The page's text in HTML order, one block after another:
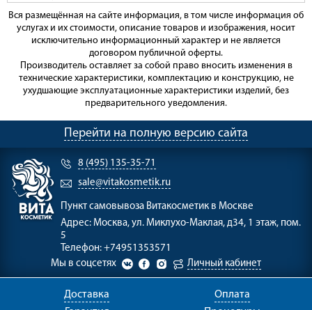
Вся размещённая на сайте информация, в том числе информация об
услугах и их стоимости, описание товаров и изображения, носит
исключительно информационный характер и не является
договором публичной оферты.
Производитель оставляет за собой право вносить изменения в
технические характеристики, комплектацию и конструкцию, не
ухудшающие эксплуатационные характеристики изделий, без
предварительного уведомления.
Перейти на полную версию сайта
8 (495) 135-35-71
sale@vitakosmetik.ru
Пункт самовывоза Витакосметик в Москве
Адрес: Москва, ул. Миклухо-Маклая, д34, 1 этаж, пом.
5
Телефон: +74951353571
Мы в соцсетях
Личный кабинет
Доставка
Оплата